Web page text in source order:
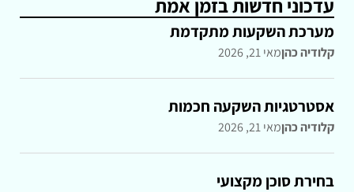
עדכוני חדשות בזמן אמת
מערכת השקעות מתקדמת
קלודיה כהןמאי 21, 2026
אסטרטגיות השקעה חכמות
קלודיה כהןמאי 21, 2026
בחירת סוכן מקצועי